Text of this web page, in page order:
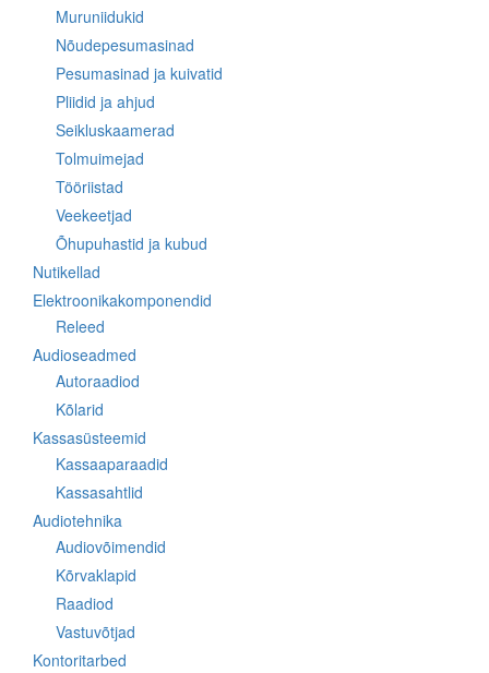
Muruniidukid
Nõudepesumasinad
Pesumasinad ja kuivatid
Pliidid ja ahjud
Seikluskaamerad
Tolmuimejad
Tööriistad
Veekeetjad
Õhupuhastid ja kubud
Nutikellad
Elektroonikakomponendid
Releed
Audioseadmed
Autoraadiod
Kõlarid
Kassasüsteemid
Kassaaparaadid
Kassasahtlid
Audiotehnika
Audiovõimendid
Kõrvaklapid
Raadiod
Vastuvõtjad
Kontoritarbed